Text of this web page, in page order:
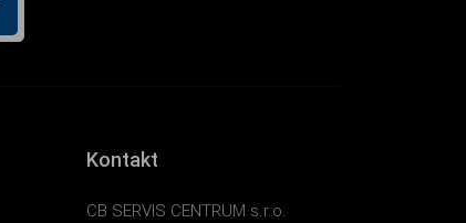
Kontakt
CB SERVIS CENTRUM s.r.o.